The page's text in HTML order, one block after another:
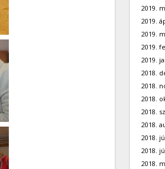
2019.
2019.
2019.
2019.
2019.
2018.
2018.
2018.
2018.
2018.
2018.
2018.
2018.